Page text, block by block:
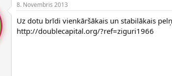
8. Novembris 2013
Uz dotu brīdi vienkāršākais un stabilākais
http://doublecapital.org/?ref=ziguri1966